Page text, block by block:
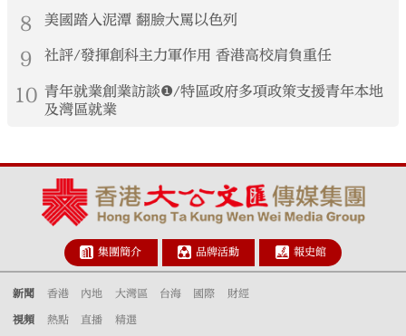
8 美國踏入泥潭 翻臉大罵以色列
9 社評/發揮創科主力軍作用 香港高校肩負重任
10 青年就業創業訪談❶/特區政府多項政策支援青年本地
及灣區就業
集團簡介 品牌活動 報史館
新聞 香港 內地 大灣區 台海 國際 財經
視頻 熱點 直播 精選